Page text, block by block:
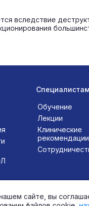
вследствие
Специалистам
Обучение
Лекции
Клинические
рекомендации
сайте, вы